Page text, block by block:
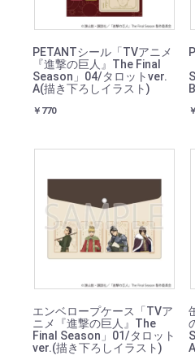
PETANTシール「TVアニメ
『進撃の巨人』The Final
Season」04/タロットver.
A(描き下ろしイラスト)
￥770
エンベロープケース「TVア
ニメ『進撃の巨人』The
Final Season」01/タロット
ver.(描き下ろしイラスト)